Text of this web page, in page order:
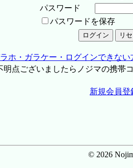
パスワード
パスワードを保存
ホ・ガラケー・ログインできな
点ございましたらノジマの携帯
新規会員登
© 2026